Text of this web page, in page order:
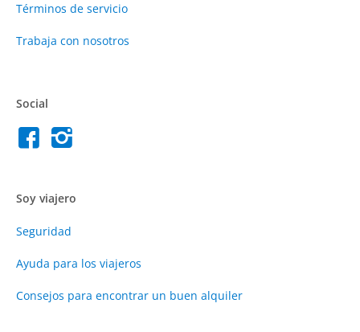
Términos de servicio
Trabaja con nosotros
Social
Soy viajero
Seguridad
Ayuda para los viajeros
Consejos para encontrar un buen alquiler